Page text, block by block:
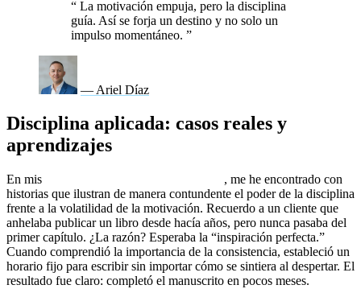
“ La motivación empuja, pero la disciplina
guía. Así se forja un destino y no solo un
impulso momentáneo. ”
— Ariel Díaz
Disciplina aplicada: casos reales y
aprendizajes
En mis
, me he encontrado con
historias que ilustran de manera contundente el poder de la disciplina
frente a la volatilidad de la motivación. Recuerdo a un cliente que
anhelaba publicar un libro desde hacía años, pero nunca pasaba del
primer capítulo. ¿La razón? Esperaba la “inspiración perfecta.”
Cuando comprendió la importancia de la consistencia, estableció un
horario fijo para escribir sin importar cómo se sintiera al despertar. El
resultado fue claro: completó el manuscrito en pocos meses.